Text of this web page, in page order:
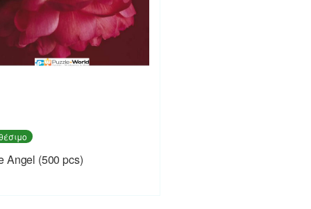
Angel (500 pcs)